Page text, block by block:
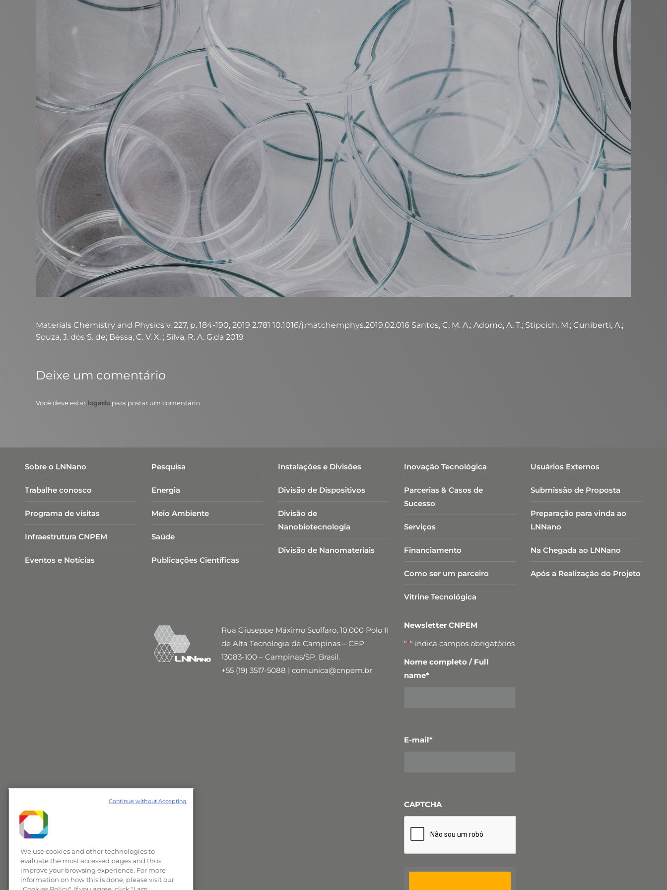
Materials Chemistry and Physics v. 227, p. 184-190, 2019 2.781 10.1016/j.matchemphys.2019.02.016 Santos, C. M. A.; Adorno, A. T.; Stipcich, M.; Cuniberti, A.;
Souza, J. dos S. de; Bessa, C. V. X. ; Silva, R. A. G.da 2019
Deixe um comentário
Você deve estar logado para postar um comentário.
Sobre o LNNano
Trabalhe conosco
Programa de visitas
Infraestrutura CNPEM
Eventos e Notícias
Pesquisa
Energia
Meio Ambiente
Saúde
Publicações Científicas
Instalações e Divisões
Divisão de Dispositivos
Divisão de
Nanobiotecnologia​
Divisão de Nanomateriais
Inovação Tecnológica
Parcerias & Casos de
Sucesso
Serviços
Financiamento
Como ser um parceiro
Vitrine Tecnológica
Usuários Externos
Submissão de Proposta
Preparação para vinda ao
LNNano
Na Chegada ao LNNano
Após a Realização do Projeto
Rua Giuseppe Máximo Scolfaro, 10.000 Polo II
de Alta Tecnologia de Campinas – CEP
13083-100 – Campinas/SP, Brasil.
+55 (19) 3517-5088 | comunica@cnpem.br
Newsletter CNPEM
"*" indica campos obrigatórios
Nome completo / Full
name*
E-mail*
CAPTCHA
We use cookies and other technologies to
evaluate the most accessed pages and thus
improve your browsing experience. For more
information on how this is done, please visit our
Continue without Accepting